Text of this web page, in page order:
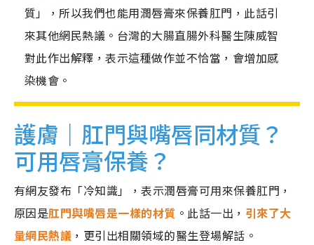
質」，所以我們也能用潤唇膏來保養肛門，此話引
來其他網民熱議。台灣的大腸直腸外科醫生陳威智
對此作出解釋，表示這種做作並不恰當，會增加感
染機會。
護膚｜肛門與嘴唇同材質？
可用唇膏保養？
有網友發布「冷知識」，表示潤唇膏可用來保養肛門，
原因是肛門與嘴唇是一樣的材質 。此話一出， 引來了大
量網民熱議 ，更引出相關領域的醫生登場解話。